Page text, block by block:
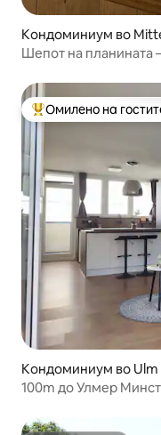
Кондоминиум во
Шепот на планината
Меѓу најуспешните
Омилено на
Кондоминиум во Ulm
100m до Улмер